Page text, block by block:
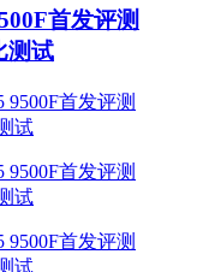
首发评测
测试